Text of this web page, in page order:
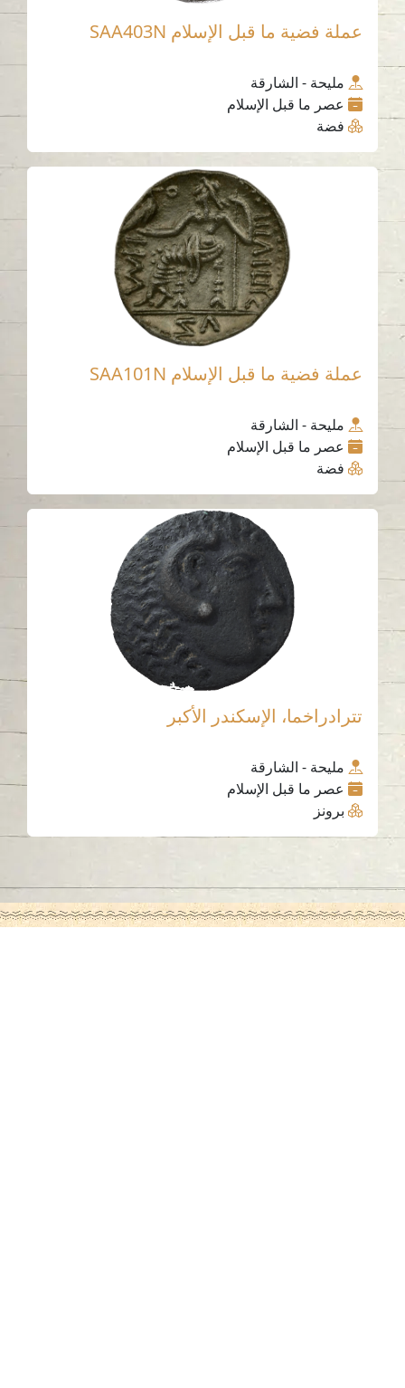
عملة فضية ما قبل الإسلام SAA403N
مليحة - الشارقة
عصر ما قبل الإسلام
فضة
عملة فضية ما قبل الإسلام SAA101N
مليحة - الشارقة
عصر ما قبل الإسلام
فضة
تترادراخما، الإسكندر الأكبر
مليحة - الشارقة
عصر ما قبل الإسلام
برونز
اتصل بنا